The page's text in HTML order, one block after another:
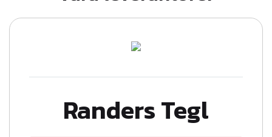
Randers Tegl